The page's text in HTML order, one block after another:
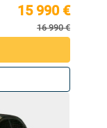
15 990 €
16 990 €